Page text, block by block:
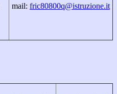
mail: fric80800q@istruzione.it